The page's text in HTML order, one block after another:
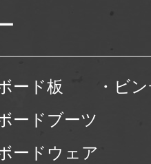
ード板
・ビ
ードブーツ
ードウェア